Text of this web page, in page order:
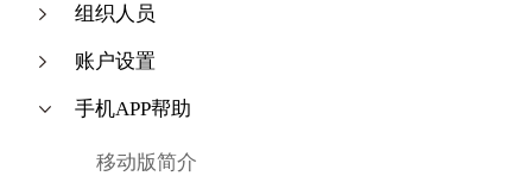
组织人员
账户设置
手机APP帮助
移动版简介